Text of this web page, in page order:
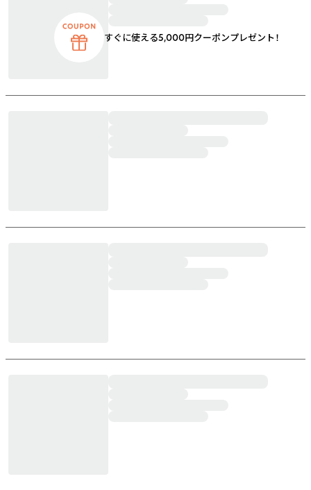
すぐに使える5,000円クーポンプレゼント！